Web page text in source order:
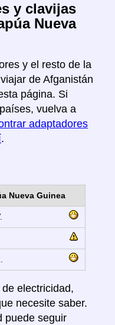
y clavijas
Nueva
y el resto de la
de Afganistán
página. Si
vuelva a
adaptadores
.
Nueva Guinea
electricidad,
necesite saber.
puede seguir